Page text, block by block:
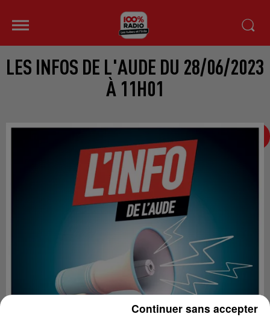
LES INFOS DE L'AUDE DU 28/06/2023
À 11H01
Continuer sans accepter